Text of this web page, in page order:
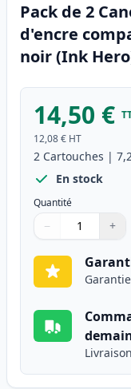
Pack de 2
d'encre
noir (Ink
14,50 €
12,08 € HT
2 Cartouches |
En stock
Quantité
Quantité
Utilisez les
− +
Quantité